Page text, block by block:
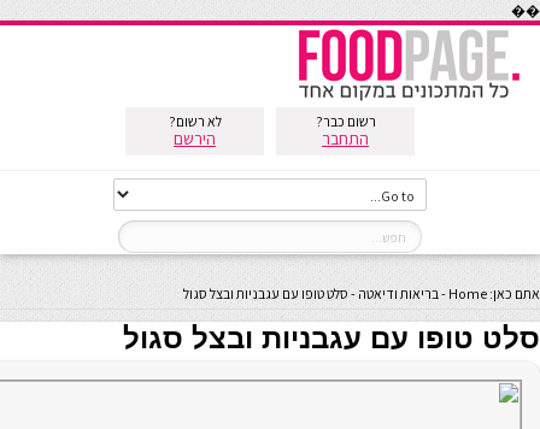
��
רשום כבר?
התחבר
לא רשום?
הירשם
אתם כאן: Home
-בריאות ודיאטה - סלט טופו עם עגבניות ובצל סגול
סלט טופו עם עגבניות ובצל סגול